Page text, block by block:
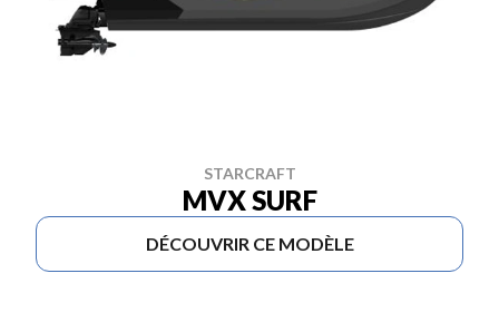
STARCRAFT
MVX SURF
DÉCOUVRIR CE MODÈLE